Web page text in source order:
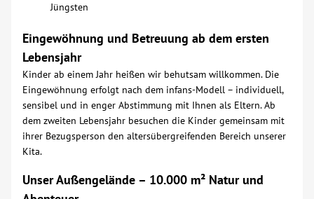
Jüngsten
Eingewöhnung und Betreuung ab dem ersten
Lebensjahr
Kinder ab einem Jahr heißen wir behutsam willkommen. Die
Eingewöhnung erfolgt nach dem infans-Modell – individuell,
sensibel und in enger Abstimmung mit Ihnen als Eltern. Ab
dem zweiten Lebensjahr besuchen die Kinder gemeinsam mit
ihrer Bezugsperson den altersübergreifenden Bereich unserer
Kita.
Unser Außengelände – 10.000 m² Natur und